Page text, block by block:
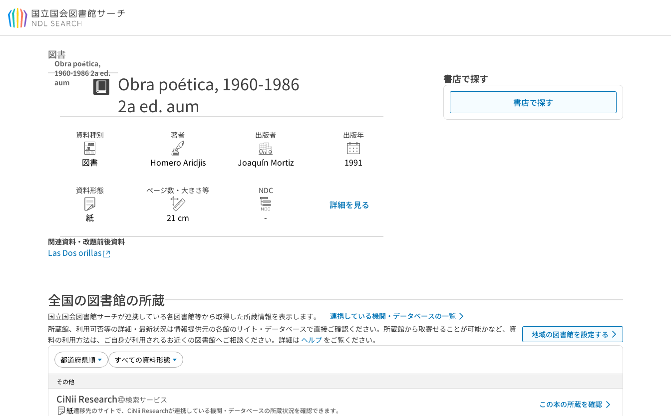
本文へ移動
図書
Obra poética,
1960-1986 2a ed.
aum
Obra poética, 1960-1986
2a ed. aum
資料種別
図書
著者
Homero Aridjis
出版者
Joaquín Mortiz
出版年
1991
資料形態
紙
ページ数・大きさ等
21 cm
NDC
-
詳細を見る
関連資料・改題前後資料
Las Dos orillas
書店で探す
書店で探す
全国の図書館の所蔵
国立国会図書館サーチが連携している各図書館等から取得した所蔵情報を表示します。
連携している機関・データベースの一覧
所蔵館、利用可否等の詳細・最新状況は情報提供元の各館のサイト・データベースで直接ご確認ください。所蔵館から取寄せることが可能かなど、資
料の利用方法は、ご自身が利用されるお近くの図書館へご相談ください。詳細は ヘルプ をご覧ください。
地域の図書館を設定する
その他
CiNii Research
検索サービス
紙遷移先のサイトで、CiNii Researchが連携している機関・データベースの所蔵状況を確認できます。
この本の所蔵を確認